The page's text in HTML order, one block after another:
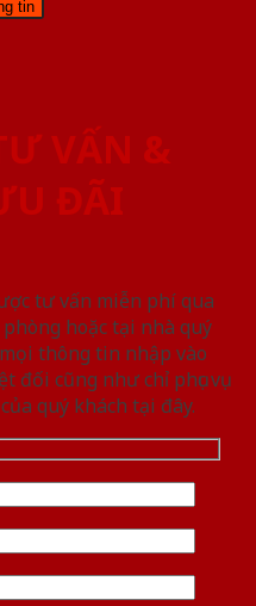
VẤN &
ĐÃI
tư vấn miễn phí qua
hoặc tại nhà quý
thông tin nhập vào
cũng như chỉ phục vụ
quý khách tại đây.